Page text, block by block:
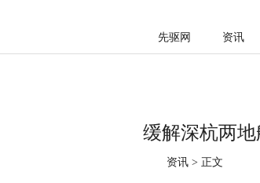
先驱网 资讯
缓解深杭两
资讯 > 正文